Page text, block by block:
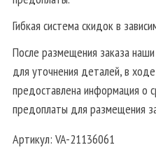
Гибкая система скидок в
После размещения заказа
для уточнения деталей, в
предоставлена информация о
предоплаты для размещения
Артикул: VA-21136061